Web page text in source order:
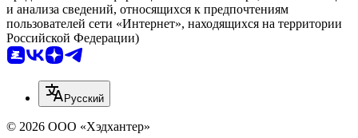
и анализа сведений, относящихся к предпочтениям
пользователей сети «Интернет», находящихся на территории
Российской Федерации)
Русский
© 2026 ООО «Хэдхантер»